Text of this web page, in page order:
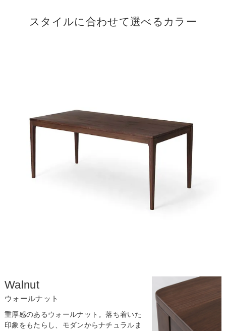
スタイルに合わせて選べるカラー
Walnut
ウォールナット
重厚感のあるウォールナット。落ち着いた
印象をもたらし、モダンからナチュラルま